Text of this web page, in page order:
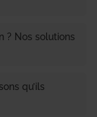
? Nos solutions
qu’ils